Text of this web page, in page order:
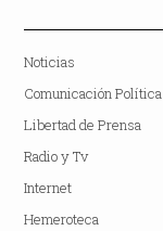
Noticias
Comunicación Política
Libertad de Prensa
Radio y Tv
Internet
Hemeroteca